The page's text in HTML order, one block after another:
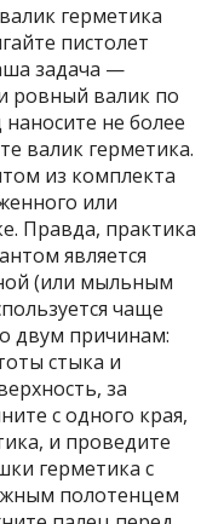
герметика
пистолет
задача —
ровный валик по
не более
валик герметика.
из комплекта
или
Правда, практика
является
(или мыльным
чаще
двум причинам:
стыка и
за
с одного края,
и проведите
герметика с
полотенцем